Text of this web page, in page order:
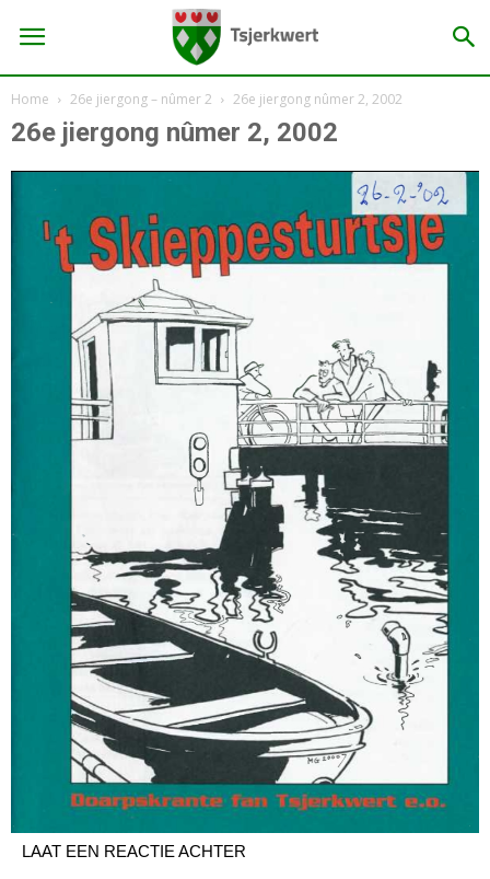
Home 26e jiergong – nûmer 2 26e jiergong nûmer 2, 2002
26e jiergong nûmer 2, 2002
LAAT EEN REACTIE ACHTER